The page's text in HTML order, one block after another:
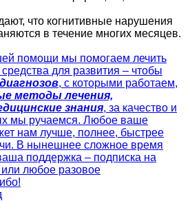
что когнитивные нарушения
в течение многих месяцев.
помощи мы помогаем лечить
для развития – чтобы
, с которыми работаем,
методы лечения,
знания, за качество и
мы ручаемся. Любое ваше
нам лучше, полнее, быстрее
В нынешнее сложное время
поддержка – подписка на
любое разовое